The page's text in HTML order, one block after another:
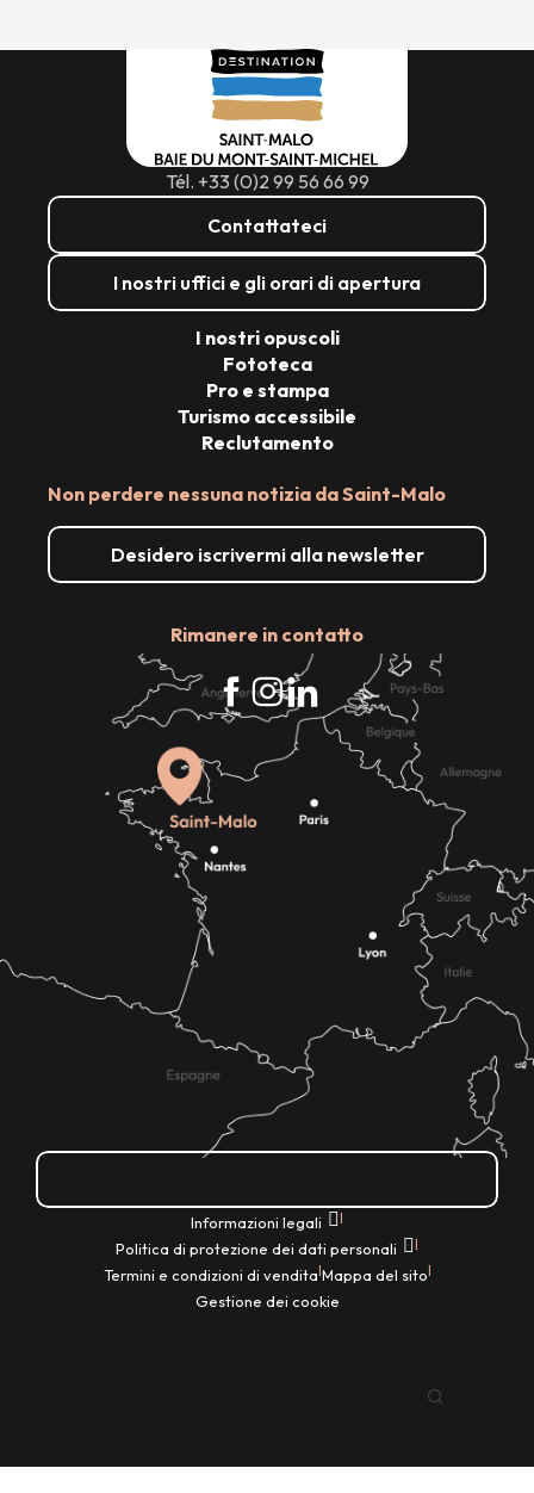
Tél. +33 (0)2 99 56 66 99
Contattateci
I nostri uffici e gli orari di apertura
Non perdere nessuna notizia da Saint-Malo
Desidero iscrivermi alla newsletter
Rimanere in contatto
I nostri opuscoli
Fototeca
Pro e stampa
Turismo accessibile
Reclutamento
Informazioni legali |
Politica di protezione dei dati personali |
Termini e condizioni di vendita|Mappa del sito|
Gestione dei cookie